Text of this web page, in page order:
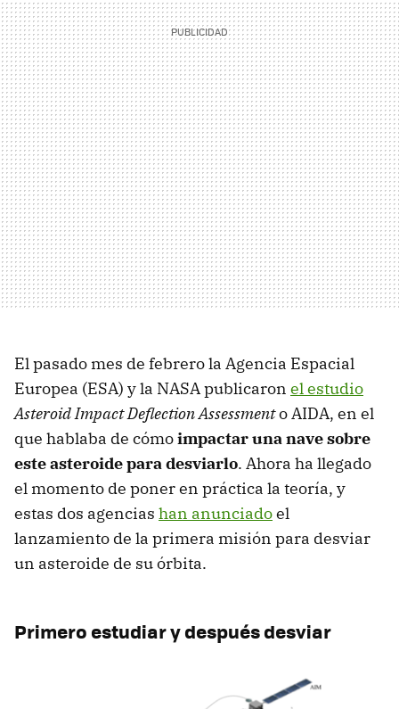
El pasado mes de febrero la Agencia Espacial
Europea (ESA) y la NASA publicaron el estudio
Asteroid Impact Deflection Assessmento AIDA, en el
que hablaba de cómoimpactar una nave sobre
este asteroide para desviarlo. Ahora ha llegado
el momento de poner en práctica la teoría, y
estas dos agencias han anunciadoel
lanzamiento de la primera misión para desviar
un asteroide de su órbita.
Primero estudiar y después desviar